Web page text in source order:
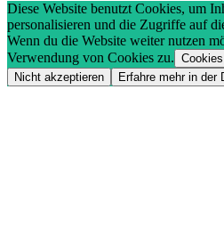
Diese Website benutzt Cookies, um
personalisieren und die Zugriffe auf
Wenn du die Website weiter nutzen
Verwendung von Cookies zu.
Nicht akzeptieren
Erfahre mehr in der